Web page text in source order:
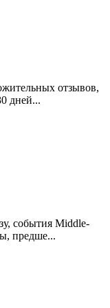
отзывов,
дней...
события Middle-
предше...